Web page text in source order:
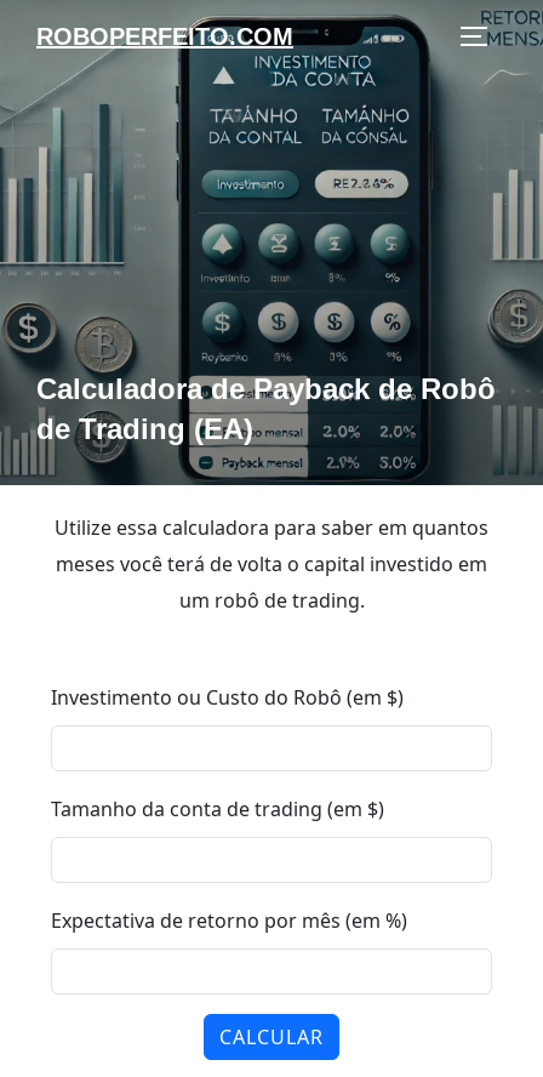
para
conteúdo
ROBOPERFEITO.COM
Calculadora de Payback de Robô
de Trading (EA)
Utilize essa calculadora para saber em quantos
meses você terá de volta o capital investido em
um robô de trading.
Investimento ou Custo do Robô (em $)
Tamanho da conta de trading (em $)
Expectativa de retorno por mês (em %)
CALCULAR